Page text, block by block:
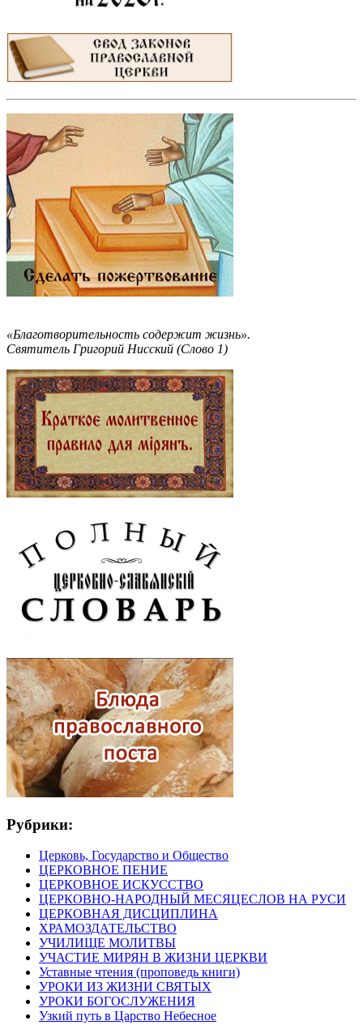
«Благотворительность содержит жизнь».
Святитель Григорий Нисский (Слово 1)
Рубрики:
Церковь, Государство и Общество
ЦЕРКОВНОЕ ПЕНИЕ
ЦЕРКОВНОЕ ИСКУССТВО
ЦЕРКОВНО-НАРОДНЫЙ МЕСЯЦЕСЛОВ НА РУСИ
ЦЕРКОВНАЯ ДИСЦИПЛИНА
ХРАМОЗДАТЕЛЬСТВО
УЧИЛИЩЕ МОЛИТВЫ
УЧАСТИЕ МИРЯН В ЖИЗНИ ЦЕРКВИ
Уставные чтения (проповедь книги)
УРОКИ ИЗ ЖИЗНИ СВЯТЫХ
УРОКИ БОГОСЛУЖЕНИЯ
Узкий путь в Царство Небесное